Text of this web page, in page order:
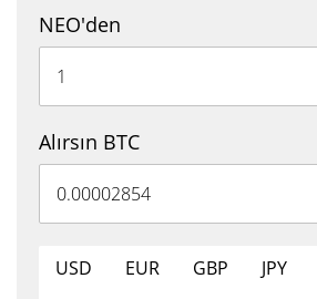
NEO'den
Alırsın BTC
USD EUR GBP JPY